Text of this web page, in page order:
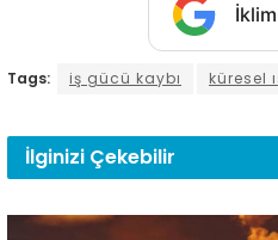
Tags: iş gücü kaybı küresel
İlginizi Çekebilir